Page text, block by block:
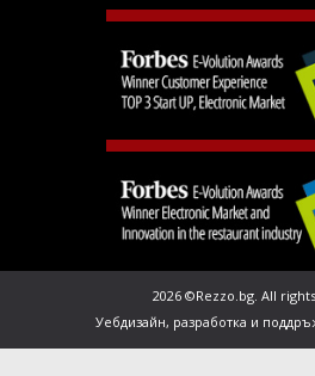
2026 ©Rezzo.bg. All
Уебдизайн, разработка и